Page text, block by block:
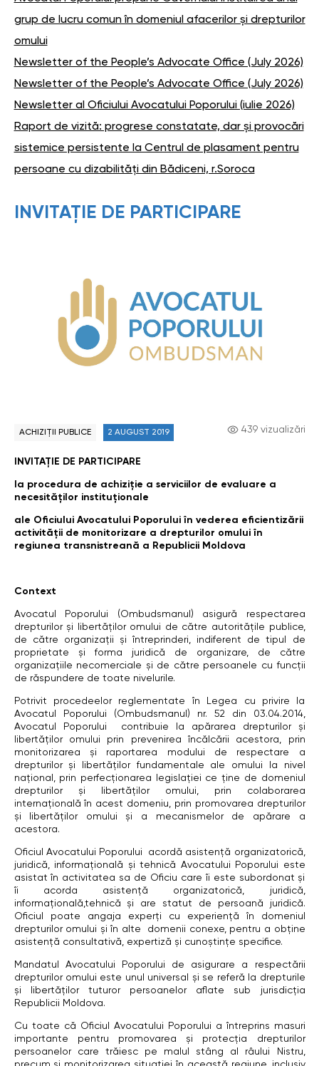
INVITAȚIE DE PARTICIPARE
ACHIZIȚII PUBLICE 2 AUGUST 2019 439 vizualizări
INVITAȚIE DE PARTICIPARE
la procedura de achiziție a serviciilor de evaluare a
necesităților instituționale
ale Oficiului Avocatului Poporului în vederea eficientizării
activității de monitorizare a drepturilor omului în
regiunea transnistreană a Republicii Moldova
Context
Avocatul Poporului (Ombudsmanul) asigură respectarea
drepturilor și libertăților omului de către autoritățile publice,
de către organizații și întreprinderi, indiferent de tipul de
proprietate și forma juridică de organizare, de către
organizațiile necomerciale și de către persoanele cu funcții
de răspundere de toate nivelurile.
Potrivit procedeelor reglementate în Legea cu privire la
Avocatul Poporului (Ombudsmanul) nr. 52 din 03.04.2014,
Avocatul Poporului contribuie la apărarea drepturilor şi
libertăților omului prin prevenirea încălcării acestora, prin
monitorizarea şi raportarea modului de respectare a
drepturilor și libertăților fundamentale ale omului la nivel
național, prin perfecționarea legislației ce ține de domeniul
drepturilor şi libertăților omului, prin colaborarea
internațională în acest domeniu, prin promovarea drepturilor
şi libertăților omului și a mecanismelor de apărare a
acestora.
Oficiul Avocatului Poporului acordă asistență organizatorică,
juridică, informațională și tehnică Avocatului Poporului este
asistat în activitatea sa de Oficiu care îi este subordonat și
îi acorda asistență organizatorică, juridică,
informațională,tehnică și are statut de persoană juridică.
Oficiul poate angaja experți cu experiență în domeniul
drepturilor omului și în alte domenii conexe, pentru a obține
asistență consultativă, expertiză și cunoștințe specifice.
Mandatul Avocatului Poporului de asigurare a respectării
drepturilor omului este unul universal și se referă la drepturile
și libertăților tuturor persoanelor aflate sub jurisdicția
Republicii Moldova.
Cu toate că Oficiul Avocatului Poporului a întreprins masuri
importante pentru promovarea și protecția drepturilor
persoanelor care trăiesc pe malul stâng al râului Nistru,
grup de lucru comun în domeniul afacerilor și drepturilor
omului
Newsletter of the People’s Advocate Office (July 2026)
Newsletter of the People’s Advocate Office (July 2026)
Newsletter al Oficiului Avocatului Poporului (iulie 2026)
Raport de vizită: progrese constatate, dar și provocări
sistemice persistente la Centrul de plasament pentru
persoane cu dizabilități din Bădiceni, r.Soroca